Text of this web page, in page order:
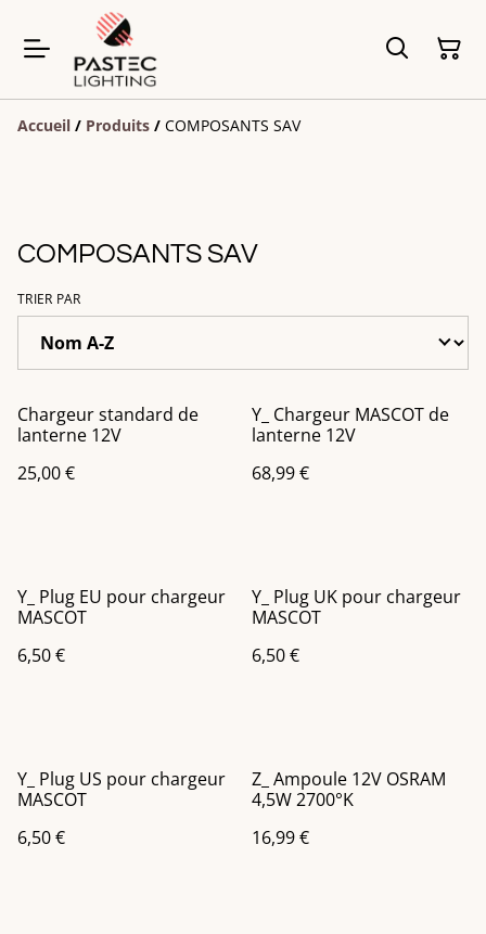
Accueil / Produits / COMPOSANTS SAV
COMPOSANTS SAV
TRIER PAR
Chargeur standard de
lanterne 12V
25,00 €
Y_ Chargeur MASCOT de
lanterne 12V
68,99 €
Y_ Plug EU pour chargeur
MASCOT
6,50 €
Y_ Plug UK pour chargeur
MASCOT
6,50 €
Y_ Plug US pour chargeur
MASCOT
6,50 €
Z_ Ampoule 12V OSRAM
4,5W 2700°K
16,99 €